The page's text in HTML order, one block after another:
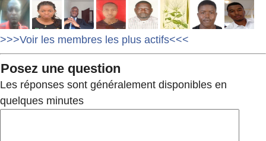
>>>Voir les membres les plus actifs<<<
Posez une question
Les réponses sont généralement disponibles en
quelques minutes